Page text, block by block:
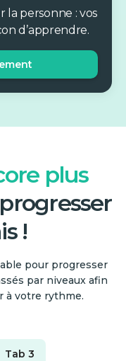
la personne : vos
d’apprendre.
plus
!
pour progresser
par niveaux afin
à votre rythme.
Tab 3